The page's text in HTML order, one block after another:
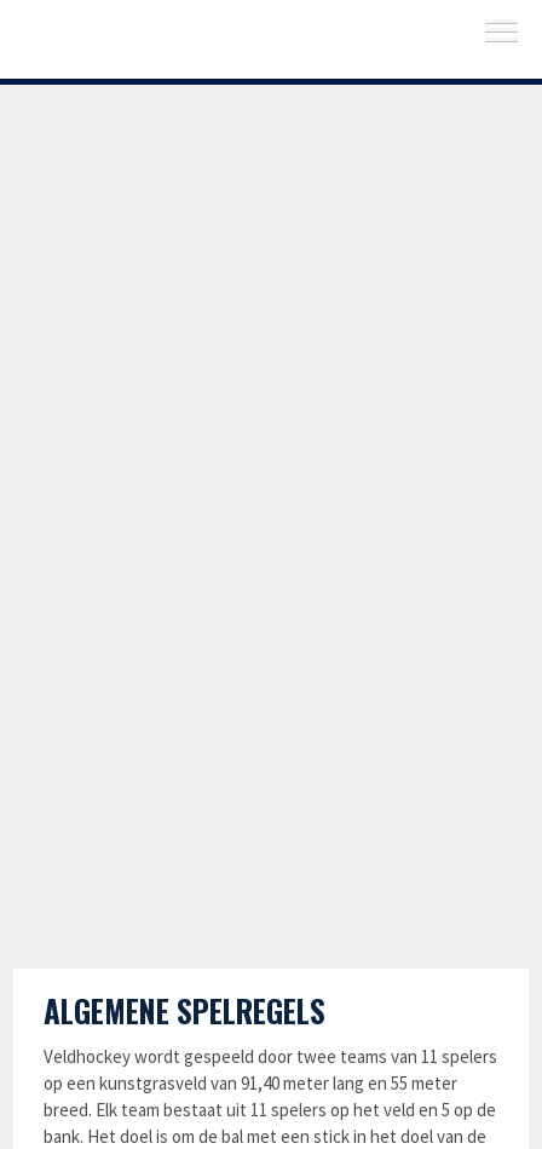
ALGEMENE SPELREGELS
Veldhockey wordt gespeeld door twee teams van 11 spelers
op een kunstgrasveld van 91,40 meter lang en 55 meter
breed. Elk team bestaat uit 11 spelers op het veld en 5 op de
bank. Het doel is om de bal met een stick in het doel van de